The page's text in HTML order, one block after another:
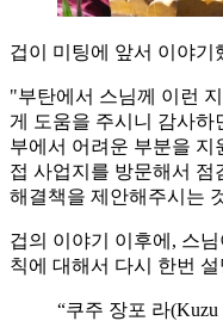
겁이 미팅에 앞서 이야기
"부탄에서 스님께 이런
게 도움을 주시니 감사하
부에서 어려운 부분을 지
접 사업지를 방문해서 점
해결책을 제안해주시는
겁의 이야기 이후에, 스
칙에 대해서 다시 한번
“쿠주 장포 라(Kuzu